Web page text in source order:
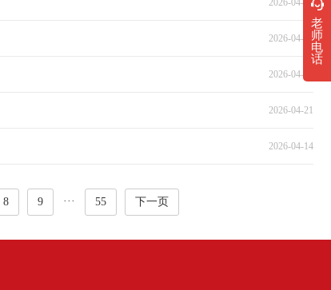
2026-04-24
2026-04-23
2026-04-22
2026-04-21
2026-04-14
8 9 ··· 55 下一页
老
师
电
话